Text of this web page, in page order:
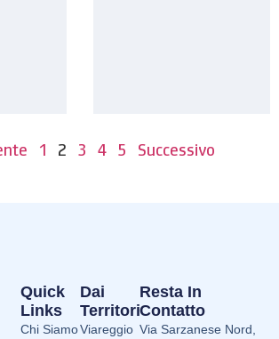
1 2 3 4 5 Successivo
Dai
Territori
Viareggio
Quick
Links
Chi Siamo
Resta In
Contatto
Via Sarzanese Nord,